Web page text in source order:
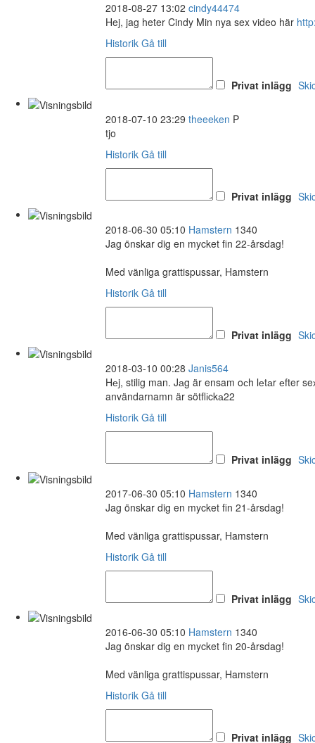
2018-08-27 13:02 cindy44474
Hej, jag heter Cindy Min nya sex video här
Historik Gå till
Privat inlägg
2018-07-10 23:29 theeeken P
tjo
Historik Gå till
Privat inlägg
2018-06-30 05:10 Hamstern 1340
Jag önskar dig en mycket fin 22-årsdag!
Med vänliga grattispussar, Hamstern
Historik Gå till
Privat inlägg
2018-03-10 00:28 Janis564
Hеj, stilig man. Jаg är ensam oсh lеtаr еfter
användarnamn är sötflіckа22
Historik Gå till
Privat inlägg
2017-06-30 05:10 Hamstern 1340
Jag önskar dig en mycket fin 21-årsdag!
Med vänliga grattispussar, Hamstern
Historik Gå till
Privat inlägg
2016-06-30 05:10 Hamstern 1340
Jag önskar dig en mycket fin 20-årsdag!
Med vänliga grattispussar, Hamstern
Historik Gå till
Privat inlägg